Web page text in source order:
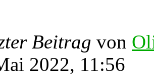
Beitrag von
2022, 11:56